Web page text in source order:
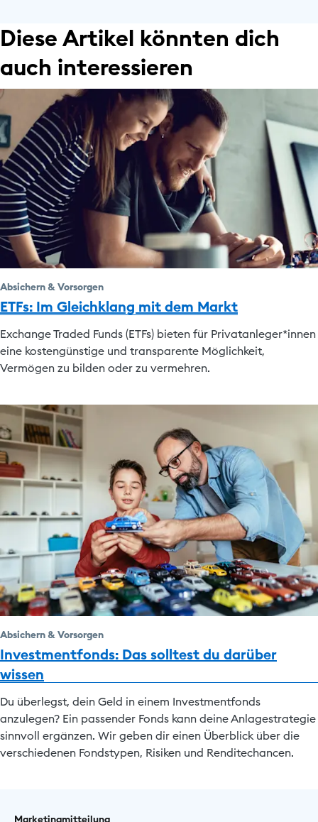
Diese Artikel könnten dich
auch interessieren
Absichern & Vorsorgen
ETFs: Im Gleichklang mit dem Markt
Exchange Traded Funds (ETFs) bieten für Privatanleger*innen
eine kostengünstige und transparente Möglichkeit,
Vermögen zu bilden oder zu vermehren.
Absichern & Vorsorgen
Investmentfonds: Das solltest du darüber
wissen
Du überlegst, dein Geld in einem Investmentfonds
anzulegen? Ein passender Fonds kann deine Anlagestrategie
sinnvoll ergänzen. Wir geben dir einen Überblick über die
verschiedenen Fondstypen, Risiken und Renditechancen.
Marketingmitteilung